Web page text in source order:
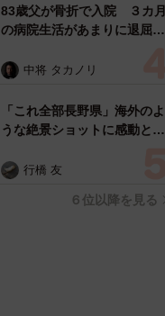
83歳父が骨折で入院 ３カ月
の病院生活があまりに退屈で
い！」→スケッチブックを見
すよ…」
中将 タカノリ
「これ全部長野県」海外のよ
うな絶景ショットに感動と反
ったんだって気づいた」
行橋 友
６位以降を見る